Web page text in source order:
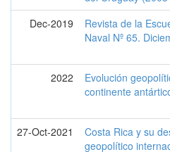
Dec-2019
Revista de la
Naval Nº 65.
2022
Evolución
continente
27-Oct-2021
Costa Rica y su
geopolítico